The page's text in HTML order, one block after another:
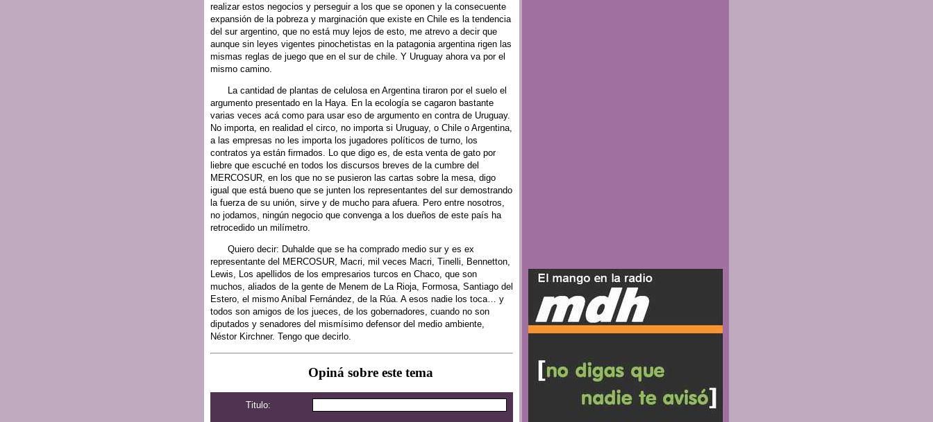
realizar estos negocios y perseguir a los que se oponen y la consecuente
expansión de la pobreza y marginación que existe en Chile es la tendencia
del sur argentino, que no está muy lejos de esto, me atrevo a decir que
aunque sin leyes vigentes pinochetistas en la patagonia argentina rigen las
mismas reglas de juego que en el sur de chile. Y Uruguay ahora va por el
mismo camino.
La cantidad de plantas de celulosa en Argentina tiraron por el suelo el
argumento presentado en la Haya. En la ecología se cagaron bastante
varias veces acá como para usar eso de argumento en contra de Uruguay.
No importa, en realidad el circo, no importa si Uruguay, o Chile o Argentina,
a las empresas no les importa los jugadores políticos de turno, los
contratos ya están firmados. Lo que digo es, de esta venta de gato por
liebre que escuché en todos los discursos breves de la cumbre del
MERCOSUR, en los que no se pusieron las cartas sobre la mesa, digo
igual que está bueno que se junten los representantes del sur demostrando
la fuerza de su unión, sirve y de mucho para afuera. Pero entre nosotros,
no jodamos, ningún negocio que convenga a los dueños de este país ha
retrocedido un milímetro.
Quiero decir: Duhalde que se ha comprado medio sur y es ex
representante del MERCOSUR, Macri, mil veces Macri, Tinelli, Bennetton,
Lewis, Los apellidos de los empresarios turcos en Chaco, que son
muchos, aliados de la gente de Menem de La Rioja, Formosa, Santiago del
Estero, el mismo Aníbal Fernández, de la Rúa. A esos nadie los toca… y
todos son amigos de los jueces, de los gobernadores, cuando no son
diputados y senadores del mismísimo defensor del medio ambiente,
Néstor Kirchner. Tengo que decirlo.
Opiná sobre este tema
Titulo: